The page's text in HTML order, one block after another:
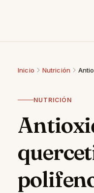
Inicio Nutrición
NUTRICIÓN